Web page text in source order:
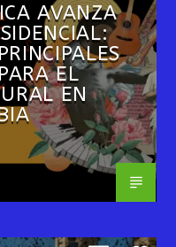
AVANZA
EL
EN